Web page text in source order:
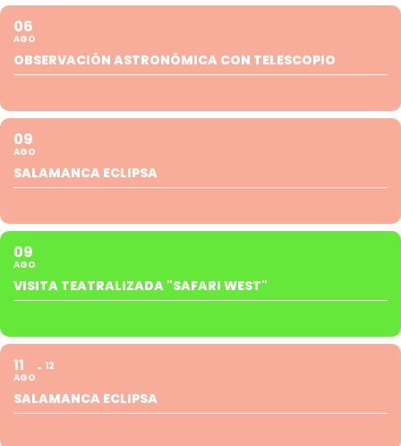
06
AGO
OBSERVACIÓN ASTRONÓMICA CON TELESCOPIO
09
AGO
SALAMANCA ECLIPSA
09
AGO
VISITA TEATRALIZADA "SAFARI WEST"
11
AGO
12
SALAMANCA ECLIPSA